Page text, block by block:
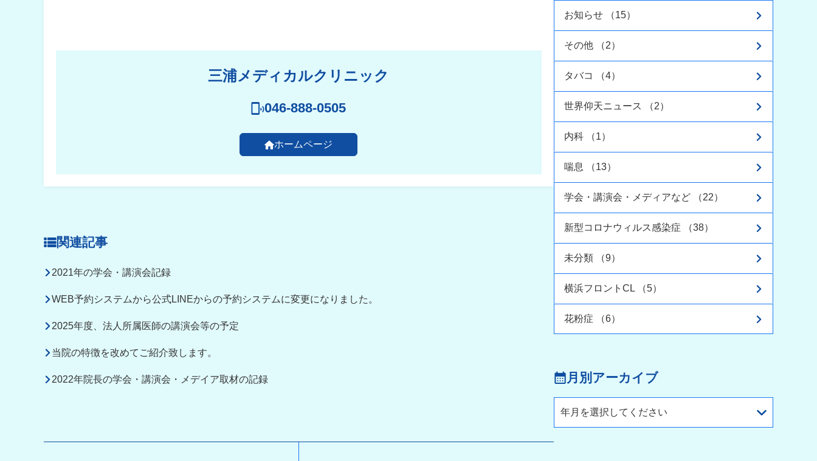
三浦メディカルクリニック
046-888-0505
ホームページ
関連記事
2021年の学会・講演会記録
WEB予約システムから公式LINEからの予約システムに変更になりました。
2025年度、法人所属医師の講演会等の予定
当院の特徴を改めてご紹介致します。
2022年院長の学会・講演会・メデイア取材の記録
お知らせ （15）
その他 （2）
タバコ （4）
世界仰天ニュース （2）
内科 （1）
喘息 （13）
学会・講演会・メディアなど （22）
新型コロナウィルス感染症 （38）
未分類 （9）
横浜フロントCL （5）
花粉症 （6）
月別アーカイブ
年月を選択してください